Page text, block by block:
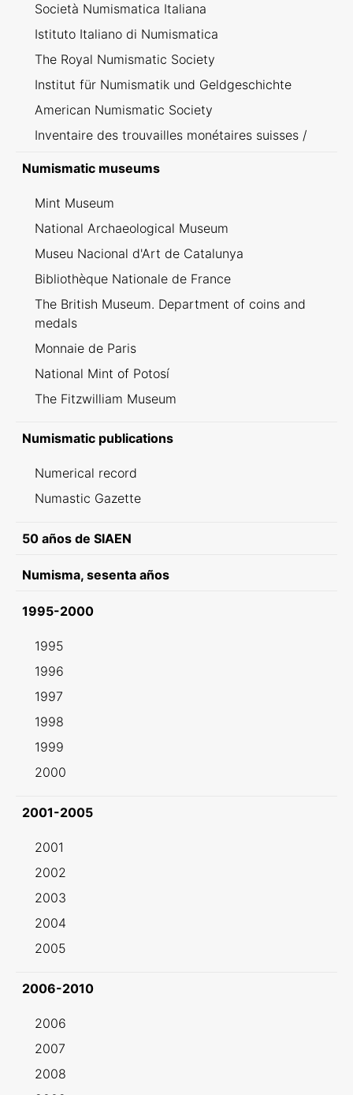
Società Numismatica Italiana
Istituto Italiano di Numismatica
The Royal Numismatic Society
Institut für Numismatik und Geldgeschichte
American Numismatic Society
Inventaire des trouvailles monétaires suisses /
Numismatic museums
Mint Museum
National Archaeological Museum
Museu Nacional d'Art de Catalunya
Bibliothèque Nationale de France
The British Museum. Department of coins and
medals
Monnaie de Paris
National Mint of Potosí
The Fitzwilliam Museum
Numismatic publications
Numerical record
Numastic Gazette
50 años de SIAEN
Numisma, sesenta años
1995-2000
1995
1996
1997
1998
1999
2000
2001-2005
2001
2002
2003
2004
2005
2006-2010
2006
2007
2008